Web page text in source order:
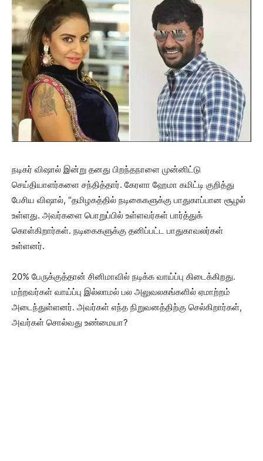
நடிகர் விஷால் இன்று தனது பிறந்தநாளை முன்னிட்டு
செய்தியாளர்களை சந்தித்தார். கேரளா ஹேமா கமிட்டி குறித்து
பேசிய விஷால், “தமிழகத்தில் நடிகைகளுக்கு பாதுகாப்பான சூழல்
உள்ளது. அவர்களை பொறுப்பில் உள்ளவர்கள் பார்த்துக்
கொள்கிறார்கள். நடிகைகளுக்கு தனிப்பட்ட பாதுகாவலர்கள்
உள்ளனர்.
20% பேருக்குத்தான் சினிமாவில் நடிக்க வாய்ப்பு கிடைக்கிறது.
மற்றவர்கள் வாய்ப்பு இல்லாமல் பல அலுவலகங்களில் ஏமாற்றம்
அடைந்துள்ளனர். அவர்கள் எந்த நிறுவனத்திற்கு செல்கிறார்கள்,
அவர்கள் சொல்வது உண்மையா?